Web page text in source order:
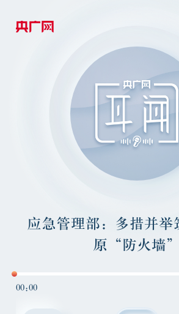
应急管理部：多措并举
原“防火墙”
00:00